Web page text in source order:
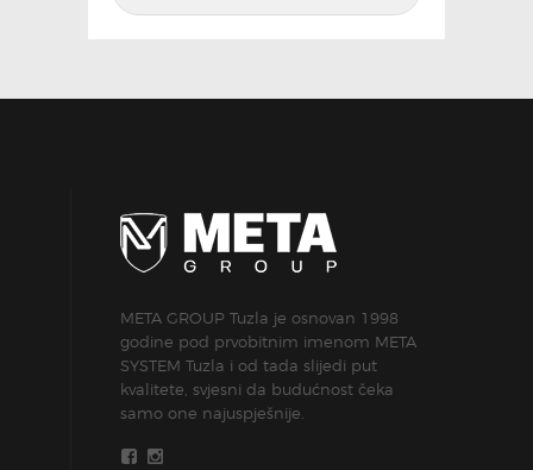
META GROUP Tuzla je osnovan 1998
godine pod prvobitnim imenom META
SYSTEM Tuzla i od tada slijedi put
kvalitete, svjesni da budućnost čeka
samo one najuspješnije.